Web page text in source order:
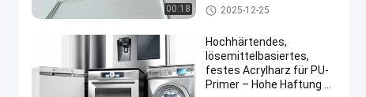
00:18
Solventbasierte feste Acrylhar
ze
2025-12-25
Hochhärtendes,
lösemittelbasiertes,
festes Acrylharz für PU-
Primer – Hohe Haftung &